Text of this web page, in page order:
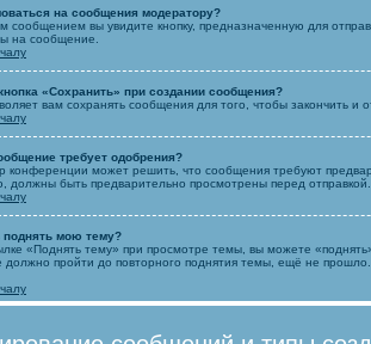
на сообщения модератору?
сообщением вы увидите кнопку, предназначенную для
на сообщение.
«Сохранить» при создании сообщения?
вам сохранять сообщения для того, чтобы закончить
требует одобрения?
конференции может решить, что сообщения требуют
должны быть предварительно просмотрены перед
поднять мою тему?
«Поднять тему» при просмотре темы, вы можете
должно пройти до повторного поднятия темы, ещё не